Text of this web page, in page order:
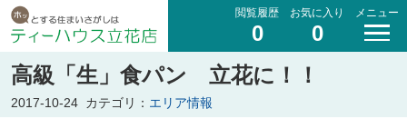
閲覧履歴
0
お気に入り
0
メニュー
高級「生」食パン 立花に！！
2017-10-24 カテゴリ： エリア情報